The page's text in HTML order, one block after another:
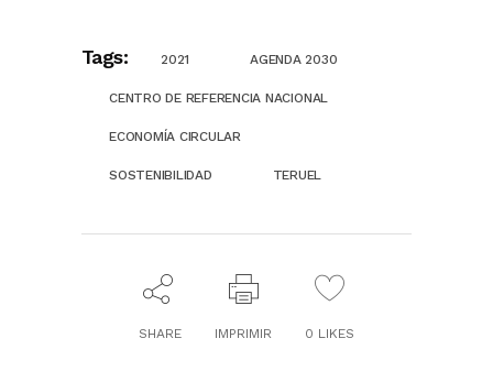
Tags: 2021 AGENDA 2030
CENTRO DE REFERENCIA NACIONAL
ECONOMÍA CIRCULAR
SOSTENIBILIDAD TERUEL
SHARE IMPRIMIR 0 LIKES